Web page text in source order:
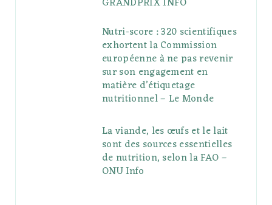
Nutri-score : 320 scientifiques
exhortent la Commission
européenne à ne pas revenir
sur son engagement en
matière d’étiquetage
nutritionnel – Le Monde
La viande, les œufs et le lait
sont des sources essentielles
de nutrition, selon la FAO –
ONU Info